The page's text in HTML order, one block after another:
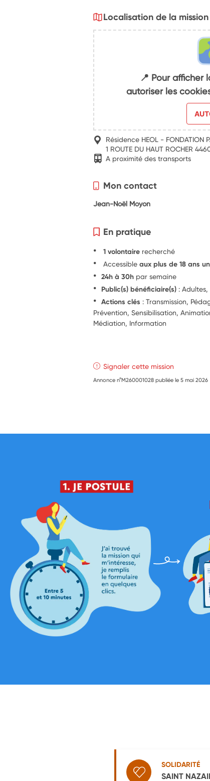
Localisation de la mission
📍 Pour afficher
autoriser les
Résidence HEOL - FONDATION
1 ROUTE DU HAUT ROCHER
A proximité des transports
Mon contact
Jean-Noël Moyon
En pratique
1 volontaire recherché
Accessibleaux plus de 18 ans
24h à 30h par semaine
Public(s) bénéficiaire(s) : Adultes,
Actions clés : Transmission,
Prévention, Sensibilisation,
Médiation, Information
Signaler cette mission
Annonce n°M260001028 publiée le5 mai 2026
SOLIDARITÉ
SAINT